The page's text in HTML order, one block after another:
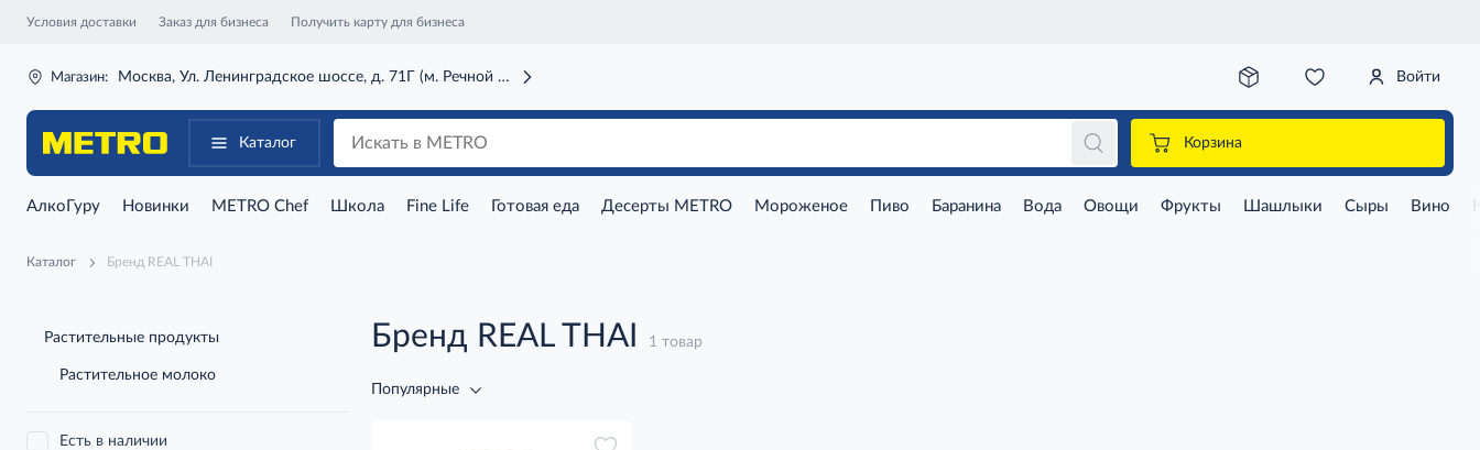
Условия доставки Заказ для бизнеса Получить карту для бизнеса
Магазин: Москва, Ул. Ленинградское шоссе, д. 71Г (м. Речной вокзал) Войти
Каталог Корзина
АлкоГуру Новинки METRO Chef Школа Fine Life Готовая еда Десерты METRO Мороженое Пиво Баранина Вода Овощи Фрукты Шашлыки Сыры Вино
Каталог Бренд REAL THAI
Растительные продукты
Растительное молоко
Есть в наличии
Бренд REAL THAI 1 товар
Популярные